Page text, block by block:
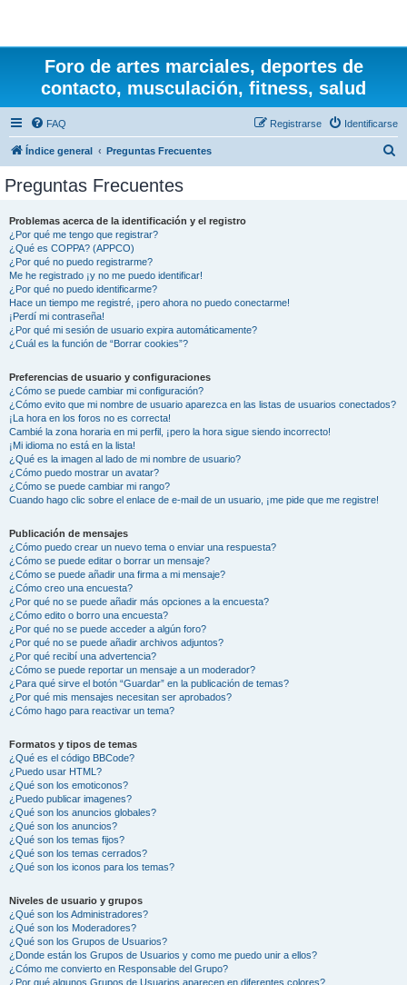
Foro de artes marciales, deportes de
contacto, musculación, fitness, salud
FAQ Identificarse
Registrarse
Índice general Preguntas Frecuentes
Preguntas Frecuentes
Problemas acerca de la identificación y el registro
¿Por qué me tengo que registrar?
¿Qué es COPPA? (APPCO)
¿Por qué no puedo registrarme?
Me he registrado ¡y no me puedo identificar!
¿Por qué no puedo identificarme?
Hace un tiempo me registré, ¡pero ahora no puedo conectarme!
¡Perdí mi contraseña!
¿Por qué mi sesión de usuario expira automáticamente?
¿Cuál es la función de “Borrar cookies”?
Preferencias de usuario y configuraciones
¿Cómo se puede cambiar mi configuración?
¿Cómo evito que mi nombre de usuario aparezca en las listas de usuarios conectados?
¡La hora en los foros no es correcta!
Cambié la zona horaria en mi perfil, ¡pero la hora sigue siendo incorrecto!
¡Mi idioma no está en la lista!
¿Qué es la imagen al lado de mi nombre de usuario?
¿Cómo puedo mostrar un avatar?
¿Cómo se puede cambiar mi rango?
Cuando hago clic sobre el enlace de e-mail de un usuario, ¡me pide que me registre!
Publicación de mensajes
¿Cómo puedo crear un nuevo tema o enviar una respuesta?
¿Cómo se puede editar o borrar un mensaje?
¿Cómo se puede añadir una firma a mi mensaje?
¿Cómo creo una encuesta?
¿Por qué no se puede añadir más opciones a la encuesta?
¿Cómo edito o borro una encuesta?
¿Por qué no se puede acceder a algún foro?
¿Por qué no se puede añadir archivos adjuntos?
¿Por qué recibí una advertencia?
¿Cómo se puede reportar un mensaje a un moderador?
¿Para qué sirve el botón “Guardar” en la publicación de temas?
¿Por qué mis mensajes necesitan ser aprobados?
¿Cómo hago para reactivar un tema?
Formatos y tipos de temas
¿Qué es el código BBCode?
¿Puedo usar HTML?
¿Qué son los emoticonos?
¿Puedo publicar imagenes?
¿Qué son los anuncios globales?
¿Qué son los anuncios?
¿Qué son los temas fijos?
¿Qué son los temas cerrados?
¿Qué son los iconos para los temas?
Niveles de usuario y grupos
¿Qué son los Administradores?
¿Qué son los Moderadores?
¿Qué son los Grupos de Usuarios?
¿Donde están los Grupos de Usuarios y como me puedo unir a ellos?
¿Cómo me convierto en Responsable del Grupo?
¿Por qué algunos Grupos de Usuarios aparecen en diferentes colores?